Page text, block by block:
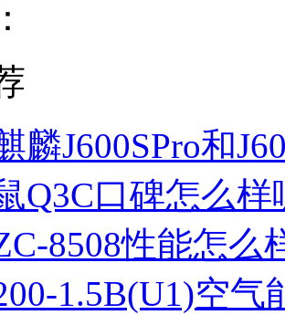
麟J600SPro和
Q3C口碑怎么
8508性能怎么
1.5B(U1)空